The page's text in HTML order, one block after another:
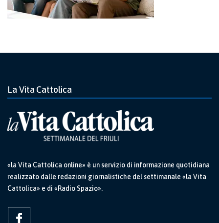
La Vita Cattolica
«la Vita Cattolica online» è un servizio di informazione quotidiana
realizzato dalle redazioni giornalistiche del settimanale «la Vita
Cattolica» e di «Radio Spazio».